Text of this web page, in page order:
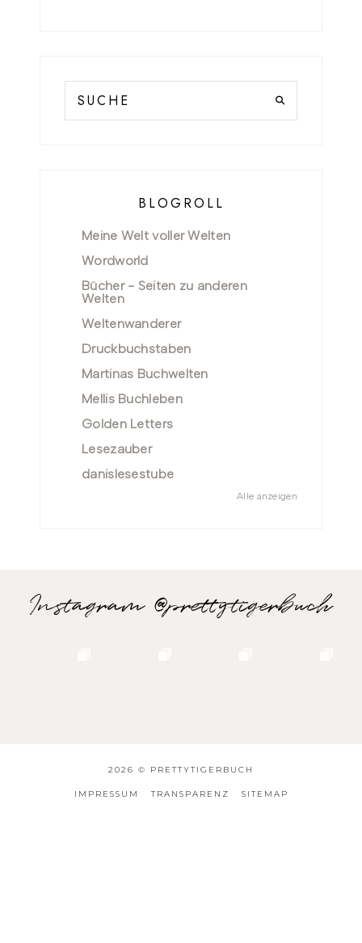
BLOGROLL
Meine Welt voller Welten
Wordworld
Bücher - Seiten zu anderen
Welten
Weltenwanderer
Druckbuchstaben
Martinas Buchwelten
Mellis Buchleben
Golden Letters
Lesezauber
danislesestube
Alle anzeigen
Instagram @prettytigerbuch
2026 © PRETTYTIGERBUCH
IMPRESSUM TRANSPARENZ SITEMAP